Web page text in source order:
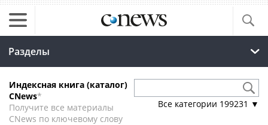
Разделы
Индексная книга (каталог)
CNews*
Получите все материалы
CNews по ключевому слову
Все категории 199231 ▼